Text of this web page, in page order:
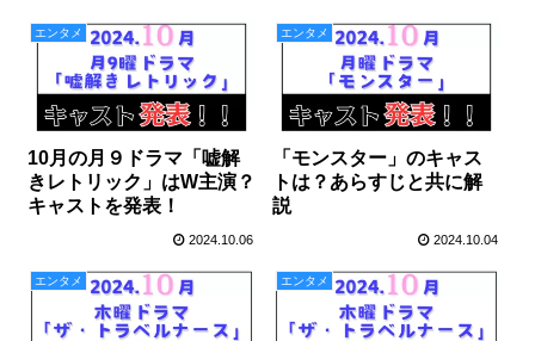
エンタメ
10月の月９ドラマ「嘘解
きレトリック」はW主演？
キャストを発表！
2024.10.06
エンタメ
「モンスター」のキャス
トは？あらすじと共に解
説
2024.10.04
エンタメ エンタメ